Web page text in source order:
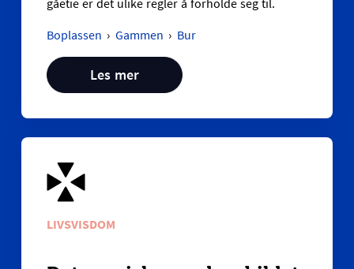
gåetie er det ulike regler å forholde seg til.
Boplassen
Gammen Bur
Les mer
LIVSVISDOM